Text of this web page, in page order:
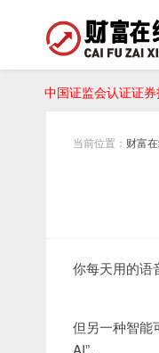
中国证监会认证证
当前位置： 财富
你每天用的语
但另一种智能
AI”。